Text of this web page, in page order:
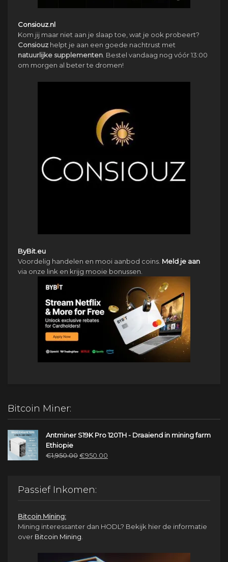
Consiouz.nl
Kom jij maar niet aan je slaap toe, wat je ook probeert?
Consiouz helpt je aan een goede nachtrust met
natuurlijke supplementen. Bestel vandaag nog vóór 13:00
om morgen al beter te dromen!
ByBit.eu
Voordelig handelen en mooi aanbod coins. Meld je aan
via onze link en krijg mooie bonussen.
Bitcoin Miner:
Antminer S19K Pro 120TH - Draaiend in mining farm
Ethiopie
€1,950.00Oorspronkelijke
€950.00
Passief Inkomen:
Bitcoin Mining:
Mining interessanter dan HODL? Bekijk hier de informatie
over Bitcoin Mining